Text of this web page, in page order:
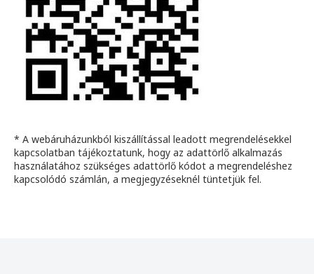
* A webáruházunkból kiszállítással leadott megrendelésekkel
kapcsolatban tájékoztatunk, hogy az adattörlő alkalmazás
használatához szükséges adattörlő kódot a megrendeléshez
kapcsolódó számlán, a megjegyzéseknél tüntetjük fel.